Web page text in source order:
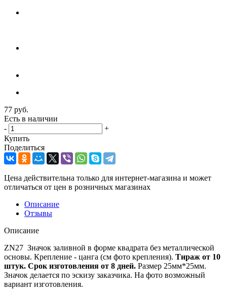
77 руб.
Есть в наличии
-
+
Купить
Поделиться
Цена действительна только для интернет-магазина и может
отличаться от цен в розничных магазинах
Описание
Отзывы
Описание
ZN27 Значок заливной в форме квадрата без металлической
основы. Крепление - цанга (см фото крепления). Тираж от 10
штук. Срок изготовления от 8 дней. Размер 25мм*25мм.
Значок делается по эскизу заказчика. На фото возможный
вариант изготовления.